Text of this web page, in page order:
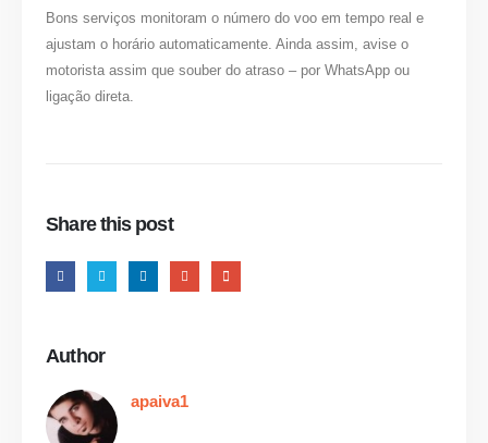
Bons serviços monitoram o número do voo em tempo real e
ajustam o horário automaticamente. Ainda assim, avise o
motorista assim que souber do atraso – por WhatsApp ou
ligação direta.
Share this post
Author
apaiva1